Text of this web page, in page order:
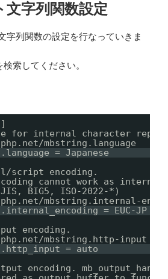
字列関数設定
字列関数の設定を行なっていきま
索してください。
for internal character
mbstring.language
= Japanese
script encoding.
cannot work as internal
BIG5, ISO-2022-*)
mbstring.internal-
= EUC-JP
encoding.
mbstring.http-input
= auto
encoding.